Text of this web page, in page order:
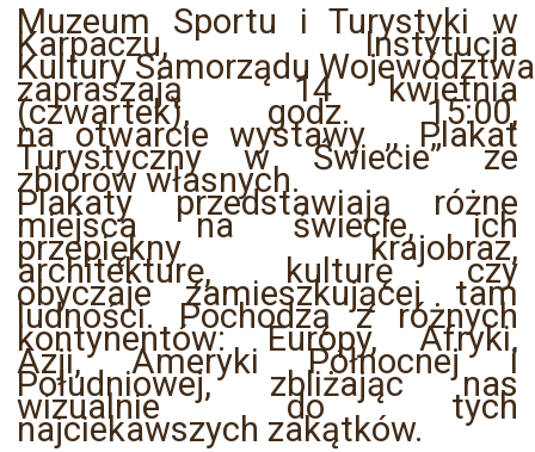
Muzeum Sportu i Turystyki w
Karpaczu, Instytucja
Kultury Samorządu
zapraszają 14 kwietnia
(czwartek), godz. 15:00,
na otwarcie wystawy ,, Plakat
Turystyczny w Świecie” ze
zbiorów własnych.
Plakaty przedstawiają różne
miejsca na świecie, ich
przepiękny krajobraz,
architekturę, kulturę czy
obyczaje zamieszkującej tam
ludności. Pochodzą z różnych
kontynentów: Europy, Afryki,
Azji, Ameryki Północnej i
Południowej, zbliżając nas
wizualnie do tych
najciekawszych zakątków.